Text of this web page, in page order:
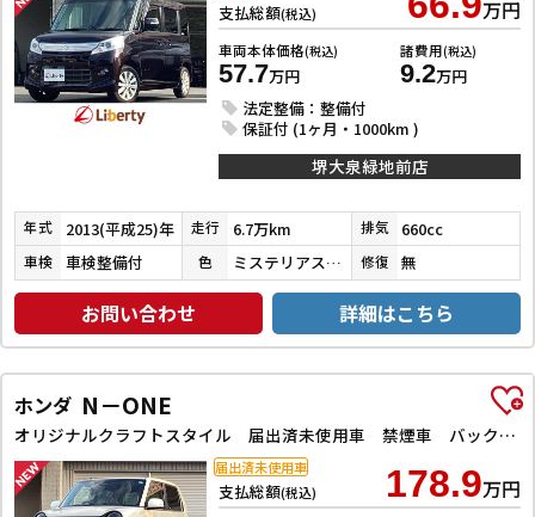
支払総額(税込) 万円
車両本体価格(税込)
57.7万円
諸費用(税込)
9.2万円
法定整備：整備付
保証付 (1ヶ月・1000km )
堺大泉緑地前店
年式 2013(平成25)年 走行 6.7万km 排気 660cc
車検 車検整備付 色 ミステリアスバイオレットパール 修復 無
お問い合わせ 詳細はこちら
ホンダ N－ONE
オリジナルクラフトスタイル 届出済未使用車 禁煙車 バックカメラ クリアランスソナー オートクルーズコントロール レーンアシスト オートライト スマートキー アイドリングストップ シートヒーター チップアップシート
支払総額(税込) 178.9万円
届出済未使用車